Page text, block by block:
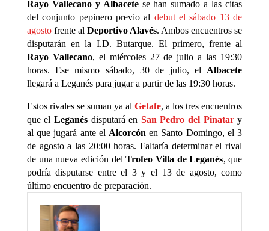
Rayo Vallecano y Albacetese han sumado a las citas
del conjunto pepinero previo al debut el sábado 13 de
agostofrente al Deportivo Alavés. Ambos encuentros se
disputarán en la I.D. Butarque. El primero, frente al
Rayo Vallecano, el miércoles 27 de julio a las 19:30
horas. Ese mismo sábado, 30 de julio, elAlbacete
llegará a Leganés para jugar a partir de las 19:30 horas.
Estos rivales se suman ya alGetafe, a los tres encuentros
que el Leganés disputará en San Pedro del Pinatary
al que jugará ante el Alcorcón en Santo Domingo, el 3
de agosto a las 20:00 horas. Faltaría determinar el rival
de una nueva edición delTrofeo Villa de Leganés, que
podría disputarse entre el 3 y el 13 de agosto, como
último encuentro de preparación.